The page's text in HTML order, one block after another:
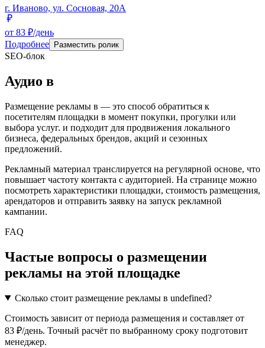
г. Иваново, ул. Сосновая, 20А
от 83 ₽/день
Подробнее
Разместить ролик
SEO-блок
Аудио в
Размещение рекламы в — это способ обратиться к
посетителям площадки в момент покупки, прогулки или
выбора услуг. и подходит для продвижения локального
бизнеса, федеральных брендов, акций и сезонных
предложений.
Рекламный материал транслируется на регулярной основе, что
повышает частоту контакта с аудиторией. На странице можно
посмотреть характеристики площадки, стоимость размещения,
арендаторов и отправить заявку на запуск рекламной
кампании.
FAQ
Частые вопросы о размещении
рекламы на этой площадке
Сколько стоит размещение рекламы в undefined?
Стоимость зависит от периода размещения и составляет от
83 ₽/день. Точный расчёт по выбранному сроку подготовит
менеджер.